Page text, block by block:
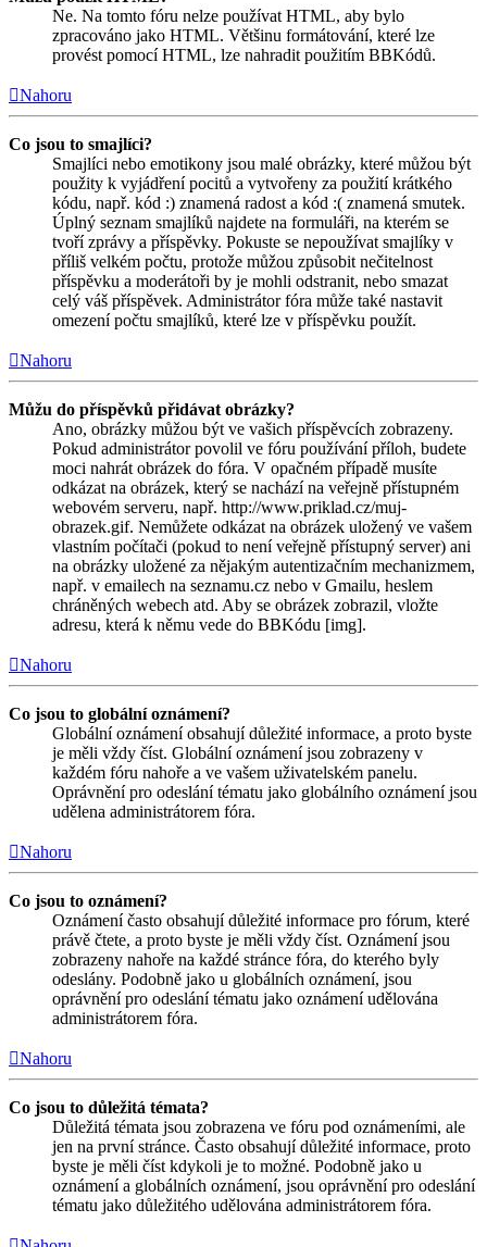
Ne. Na tomto fóru nelze používat HTML, aby bylo
zpracováno jako HTML. Většinu formátování, které lze
provést pomocí HTML, lze nahradit použitím BBKódů.
Nahoru
Co jsou to smajlíci?
Smajlíci nebo emotikony jsou malé obrázky, které můžou být
použity k vyjádření pocitů a vytvořeny za použití krátkého
kódu, např. kód :) znamená radost a kód :( znamená smutek.
Úplný seznam smajlíků najdete na formuláři, na kterém se
tvoří zprávy a příspěvky. Pokuste se nepoužívat smajlíky v
příliš velkém počtu, protože můžou způsobit nečitelnost
příspěvku a moderátoři by je mohli odstranit, nebo smazat
celý váš příspěvek. Administrátor fóra může také nastavit
omezení počtu smajlíků, které lze v příspěvku použít.
Nahoru
Můžu do příspěvků přidávat obrázky?
Ano, obrázky můžou být ve vašich příspěvcích zobrazeny.
Pokud administrátor povolil ve fóru používání příloh, budete
moci nahrát obrázek do fóra. V opačném případě musíte
odkázat na obrázek, který se nachází na veřejně přístupném
webovém serveru, např. http://www.priklad.cz/muj-
obrazek.gif. Nemůžete odkázat na obrázek uložený ve vašem
vlastním počítači (pokud to není veřejně přístupný server) ani
na obrázky uložené za nějakým autentizačním mechanizmem,
např. v emailech na seznamu.cz nebo v Gmailu, heslem
chráněných webech atd. Aby se obrázek zobrazil, vložte
adresu, která k němu vede do BBKódu [img].
Nahoru
Co jsou to globální oznámení?
Globální oznámení obsahují důležité informace, a proto byste
je měli vždy číst. Globální oznámení jsou zobrazeny v
každém fóru nahoře a ve vašem uživatelském panelu.
Oprávnění pro odeslání tématu jako globálního oznámení jsou
udělena administrátorem fóra.
Nahoru
Co jsou to oznámení?
Oznámení často obsahují důležité informace pro fórum, které
právě čtete, a proto byste je měli vždy číst. Oznámení jsou
zobrazeny nahoře na každé stránce fóra, do kterého byly
odeslány. Podobně jako u globálních oznámení, jsou
oprávnění pro odeslání tématu jako oznámení udělována
administrátorem fóra.
Nahoru
Co jsou to důležitá témata?
Důležitá témata jsou zobrazena ve fóru pod oznámeními, ale
jen na první stránce. Často obsahují důležité informace, proto
byste je měli číst kdykoli je to možné. Podobně jako u
oznámení a globálních oznámení, jsou oprávnění pro odeslání
tématu jako důležitého udělována administrátorem fóra.